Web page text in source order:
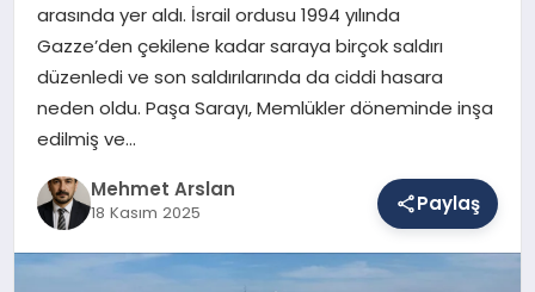
SAĞLIK
EĞITIM
DÜNYA
arasında yer aldı. İsrail ordusu 1994 yılında
Gazze’den çekilene kadar saraya birçok saldırı
düzenledi ve son saldırılarında da ciddi hasara
neden oldu. Paşa Sarayı, Memlükler döneminde inşa
edilmiş ve…
Mehmet Arslan
18 Kasım 2025 Paylaş